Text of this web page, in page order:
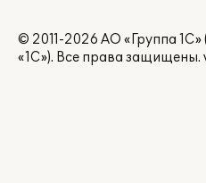
© 2011-2026 АО «Группа
«1С»). Все права защищены.